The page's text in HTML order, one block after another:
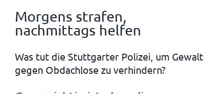
Morgens strafen,
nachmittags helfen
Was tut die Stuttgarter Polizei, um Gewalt
gegen Obdachlose zu verhindern?